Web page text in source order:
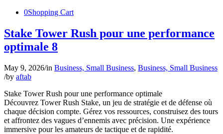
0Shopping Cart
Stake Tower Rush pour une performance
optimale 8
May 9, 2026/in Business, Small Business, Business, Small Business
/by aftab
Stake Tower Rush pour une performance optimale
Découvrez Tower Rush Stake, un jeu de stratégie et de défense où
chaque décision compte. Gérez vos ressources, construisez des tours
et affrontez des vagues d’ennemis avec précision. Une expérience
immersive pour les amateurs de tactique et de rapidité.